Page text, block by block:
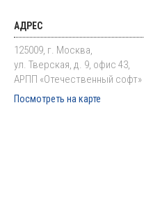
АДРЕС
125009, г. Москва,
ул. Тверская, д. 9, офис 43,
АРПП «Отечественный софт»
Посмотреть на карте